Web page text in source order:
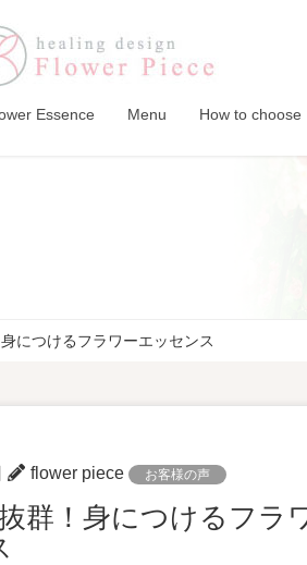
Essence Menu How to choose
につけるフラワーエッセンス
flower piece お客様の声